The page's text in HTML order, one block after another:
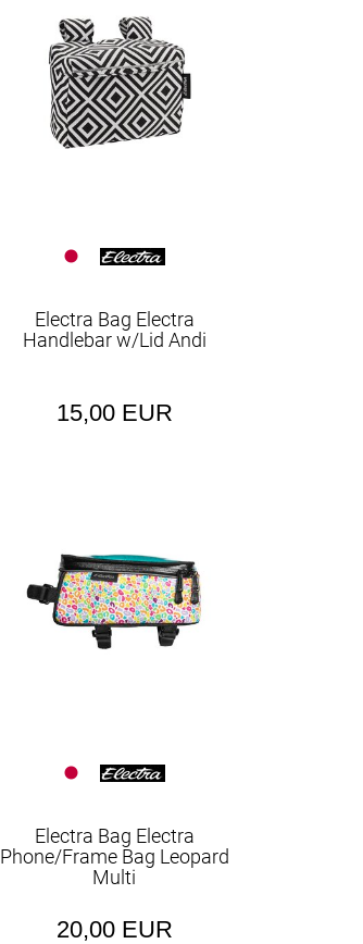
Electra Bag Electra
Handlebar w/Lid Andi
15,00 EUR
Electra Bag Electra
Phone/Frame Bag Leopard
Multi
20,00 EUR